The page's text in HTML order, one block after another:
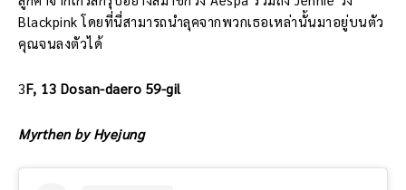
Blackpink โดยที่นี่สามารถนำลุคจากพวกเธอเหล่านั้นมาอยู่บนตัว
คุณจนลงตัวได้
3F, 13 Dosan-daero 59-gil
Myrthen by Hyejung